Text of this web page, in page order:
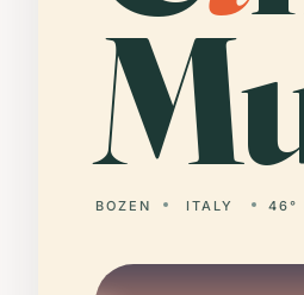
BOZEN ITALY 46°